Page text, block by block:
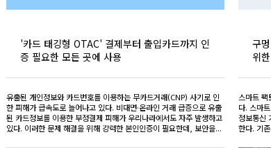
'카드 태깅형 OTAC' 결제부터 출입카드까지 인
증 필요한 모든 곳에 사용
유출된 개인정보와 카드번호를 이용하는 무카드거래(CNP) 사기로 인
한 피해가 급속도로 늘어나고 있다. 비대면·온라인 거래 급증으로 유출
된 카드정보를 이용한 부정결제 피해가 우리나라에서도 자주 발생하고
있다. 이러한 문제 해결을 위해 강력한 본인인증이 필요한데, 보안을...
구
위
스마트
다. 스마
정보통신
한다. 기